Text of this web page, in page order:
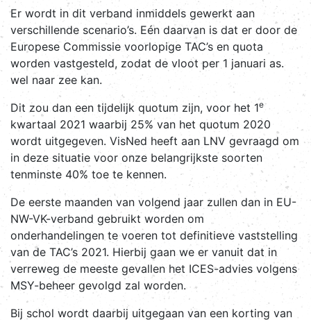
Er wordt in dit verband inmiddels gewerkt aan
verschillende scenario’s. Eén daarvan is dat er door de
Europese Commissie voorlopige TAC’s en quota
worden vastgesteld, zodat de vloot per 1 januari as.
wel naar zee kan.
Dit zou dan een tijdelijk quotum zijn, voor het 1e
kwartaal 2021 waarbij 25% van het quotum 2020
wordt uitgegeven. VisNed heeft aan LNV gevraagd om
in deze situatie voor onze belangrijkste soorten
tenminste 40% toe te kennen.
De eerste maanden van volgend jaar zullen dan in EU-
NW-VK-verband gebruikt worden om
onderhandelingen te voeren tot definitieve vaststelling
van de TAC’s 2021. Hierbij gaan we er vanuit dat in
verreweg de meeste gevallen het ICES-advies volgens
MSY-beheer gevolgd zal worden.
Bij schol wordt daarbij uitgegaan van een korting van